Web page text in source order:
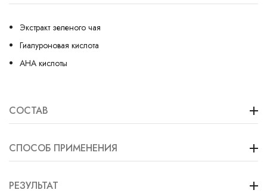
Экстракт зеленого чая
Гиалуроновая кислота
АНА кислоты
СОСТАВ
СПОСОБ ПРИМЕНЕНИЯ
РЕЗУЛЬТАТ